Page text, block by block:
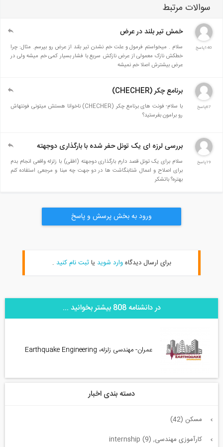
سوالات مرتبط
خمش تیر بلند در عرض
سلام . میخواستم فرمول و علت خم نشدن تیر بلند از عرض رو بپرسم. مثال: چرا
خطکش نازک معمولی از عرض نازکش سریع با فشار بسیار کمی خم میشه ولی در
عرض بیشترش اصلا خم نمیشه
برنامع چکر (CHECHER)
با سلام- فونت های برنامع چکر (CHECHER) ناخوانا هستش میتونی فونتهاش
رو برامون بفرستید؟
بررسی لرزه ای یک تونل حفر شده با بارگذاری دوجهته
سلام برای یک تونل قصد دارم بارگذاری دوجهته (افقی) با زلزله واقعی انجام بدم
برای اصلاح و اعمال شتابنگاشت ها در دو جهت چه مبنا و مرجعی استفاده کنم
بهتره؟ باتشکر
ورود به بخش پرسش و پاسخ
برای ارسال دیدگاهوارد شویدیا ثبت نام کنید.
در دانشنامه 808 بیشتر بخوانید ...
عمران- مهندسی زلزله، Earthquake Engineering
دسته بندی اخبار
مسکن (42)
کارآموزی مهندسی, internship (9)